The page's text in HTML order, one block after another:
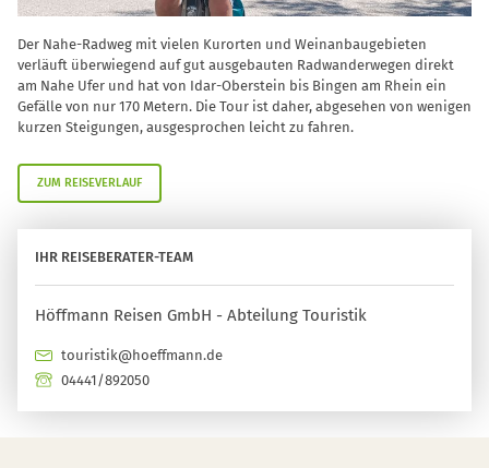
Der Nahe-Radweg mit vielen Kurorten und Weinanbaugebieten
verläuft überwiegend auf gut ausgebauten Radwanderwegen direkt
am Nahe Ufer und hat von Idar-Oberstein bis Bingen am Rhein ein
Gefälle von nur 170 Metern. Die Tour ist daher, abgesehen von wenigen
kurzen Steigungen, ausgesprochen leicht zu fahren.
ZUM REISEVERLAUF
IHR REISEBERATER-TEAM
Höffmann Reisen GmbH - Abteilung Touristik
touristik@hoeffmann.de
04441/892050